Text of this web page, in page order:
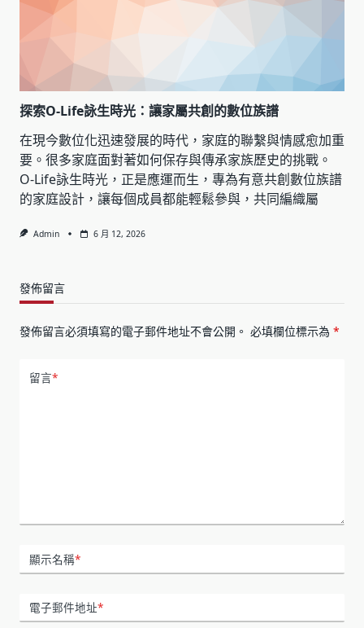
探索O-Life詠生時光：讓家屬共創的數位族譜
在現今數位化迅速發展的時代，家庭的聯繫與情感愈加重
要。很多家庭面對著如何保存與傳承家族歷史的挑戰。
O-Life詠生時光，正是應運而生，專為有意共創數位族譜
的家庭設計，讓每個成員都能輕鬆參與，共同編織屬
Admin 6 月 12, 2026
發佈留言
發佈留言必須填寫的電子郵件地址不會公開。 必填欄位標示為 *
留言*
顯示名稱*
電子郵件地址*